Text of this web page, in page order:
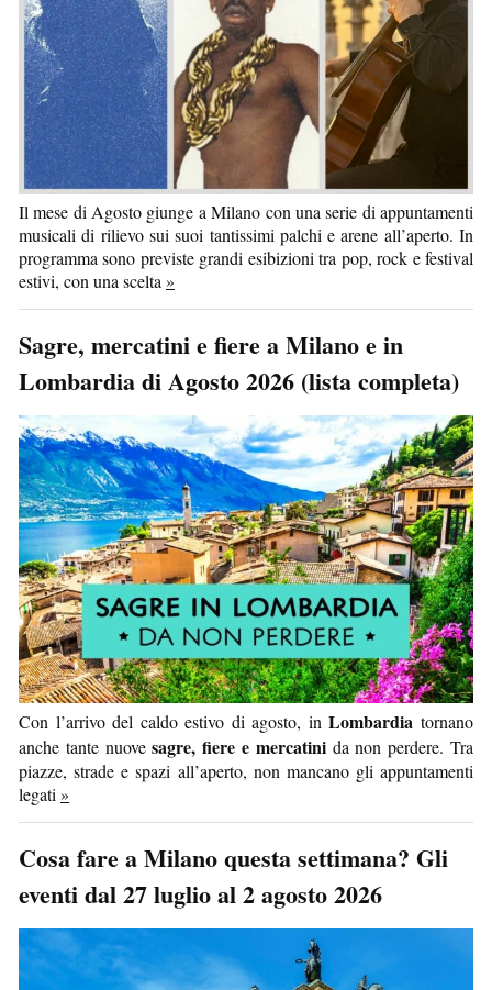
Il mese di Agosto giunge a Milano con una serie di appuntamenti
musicali di rilievo sui suoi tantissimi palchi e arene all’aperto. In
programma sono previste grandi esibizioni tra pop, rock e festival
estivi, con una scelta »
Sagre, mercatini e fiere a Milano e in
Lombardia di Agosto 2026 (lista completa)
Con l’arrivo del caldo estivo di agosto, inLombardia tornano
anche tante nuovesagre, fiere e mercatinida non perdere. Tra
piazze, strade e spazi all’aperto, non mancano gli appuntamenti
legati »
Cosa fare a Milano questa settimana? Gli
eventi dal 27 luglio al 2 agosto 2026